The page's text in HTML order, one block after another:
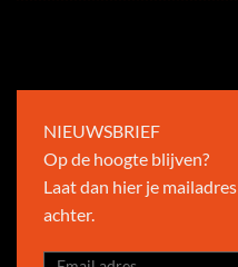
NIEUWSBRIEF
Op de hoogte blijven?
Laat dan hier je mailadres
achter.